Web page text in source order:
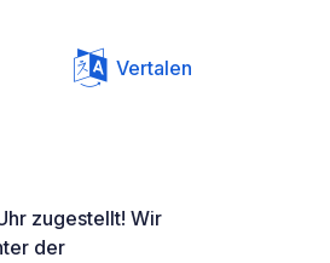
Vertalen
zugestellt! Wir
der